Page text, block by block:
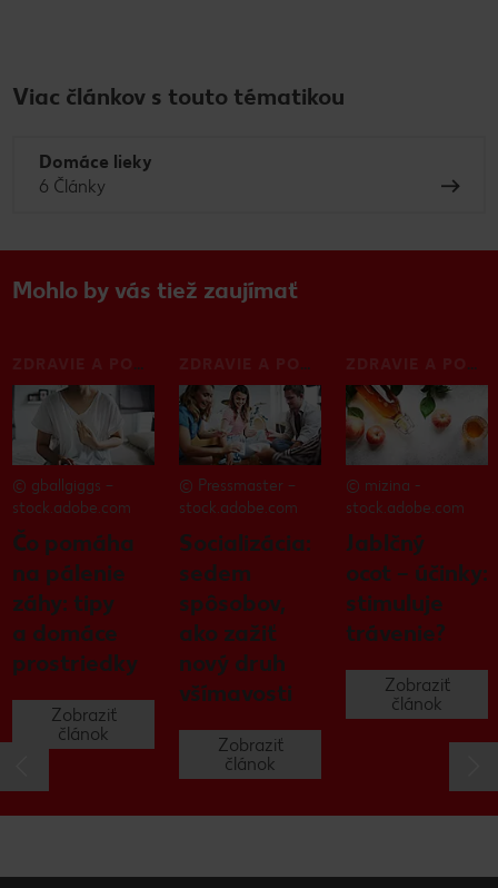
Viac článkov s touto tématikou
Domáce lieky
6 Články
Mohlo by vás tiež zaujímať
ZDRAVIE A POHODA
© gballgiggs –
stock.adobe.com
Čo pomáha
na pálenie
záhy: tipy
a domáce
prostriedky
Zobraziť
článok
ZDRAVIE A POHODA
© Pressmaster –
stock.adobe.com
Socializácia:
sedem
spôsobov,
ako zažiť
nový druh
všímavosti
Zobraziť
článok
ZDRAVIE A POHODA
© mizina -
stock.adobe.com
Jablčný
ocot – účinky:
stimuluje
trávenie?
Zobraziť
článok